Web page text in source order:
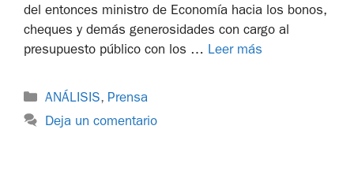
del entonces ministro de Economía hacia los bonos,
cheques y demás generosidades con cargo al
presupuesto público con los … Leer más
ANÁLISIS, Prensa
Deja un comentario